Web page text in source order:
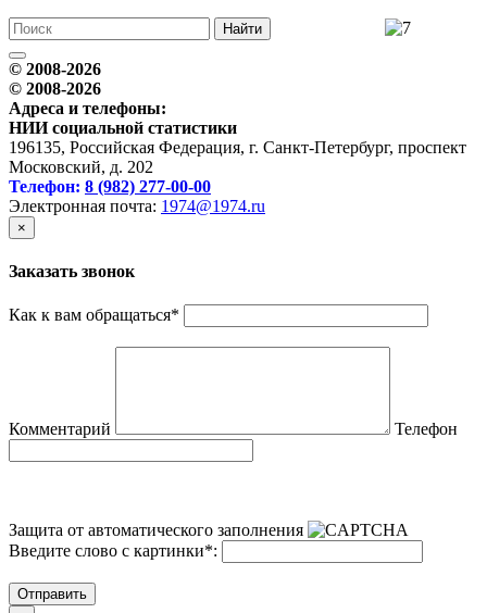
© 2008-2026
© 2008-2026
Адреса и телефоны:
НИИ социальной статистики
196135, Российская Федерация, г. Санкт-Петербург, проспект
Московский, д. 202
Телефон: 8 (982) 277-00-00
Электронная почта: 1974@1974.ru
×
Заказать звонок
Как к вам обращаться*
Комментарий Телефон
Защита от автоматического заполнения
Введите слово с картинки*:
Отправить